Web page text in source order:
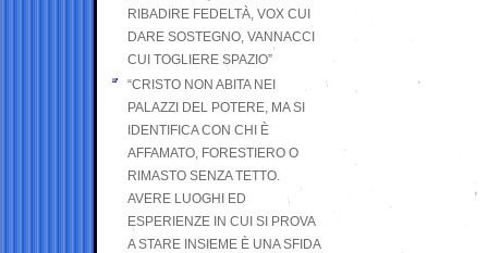
RIBADIRE FEDELTÀ, VOX CUI
DARE SOSTEGNO, VANNACCI
CUI TOGLIERE SPAZIO”
“CRISTO NON ABITA NEI
PALAZZI DEL POTERE, MA SI
IDENTIFICA CON CHI È
AFFAMATO, FORESTIERO O
RIMASTO SENZA TETTO.
AVERE LUOGHI ED
ESPERIENZE IN CUI SI PROVA
A STARE INSIEME È UNA SFIDA